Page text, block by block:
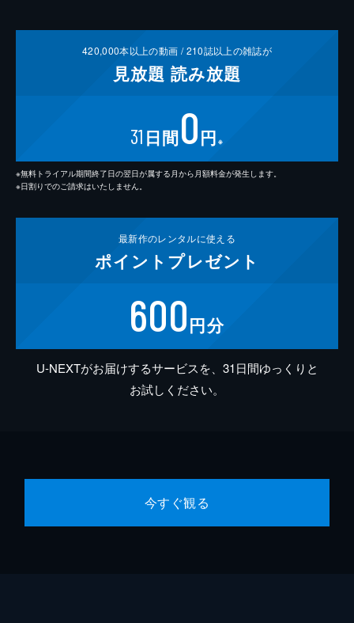
420,000本以上の動画 /210誌以上の雑誌が
見放題 読み放題
31 日間0円 ※
※無料トライアル期間終了日の翌日が属する月から月額料金が発生します。
※日割りでのご請求はいたしません。
最新作のレンタルに使える
ポイント プレゼント
600円分
U-NEXTがお届けするサービスを、31日間ゆっくりと
お試しください。
今すぐ観る